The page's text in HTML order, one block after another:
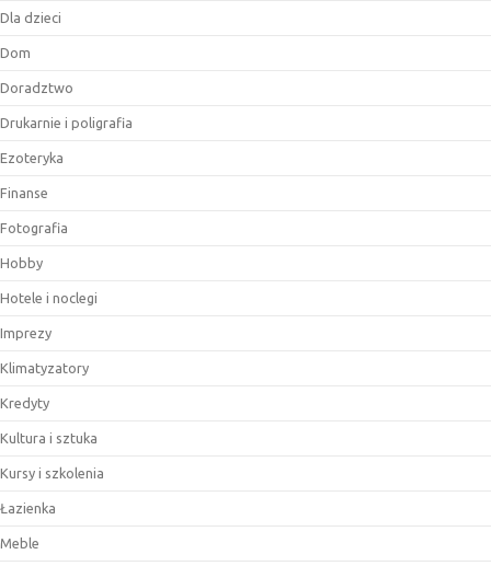
Dla dzieci
Dom
Doradztwo
Drukarnie i poligrafia
Ezoteryka
Finanse
Fotografia
Hobby
Hotele i noclegi
Imprezy
Klimatyzatory
Kredyty
Kultura i sztuka
Kursy i szkolenia
Łazienka
Meble